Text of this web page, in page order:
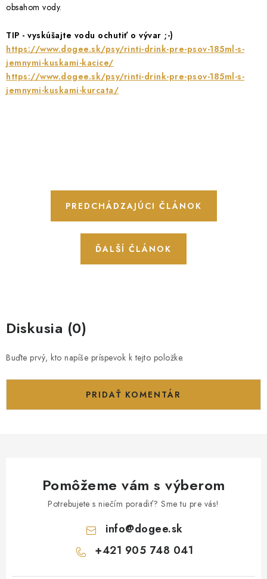
obsahom vody.
TIP - vyskúšajte vodu ochutiť o vývar ;-)
https://www.dogee.sk/psy/rinti-drink-pre-psov-185ml-s-
jemnymi-kuskami-kacice/
https://www.dogee.sk/psy/rinti-drink-pre-psov-185ml-s-
jemnymi-kuskami-kurcata/
PREDCHÁDZAJÚCI ČLÁNOK
ĎALŠÍ ČLÁNOK
Diskusia (0)
Buďte prvý, kto napíše príspevok k tejto položke.
PRIDAŤ KOMENTÁR
Pomôžeme vám s výberom
Potrebujete s niečím poradiť? Sme tu pre vás!
info@dogee.sk
+421 905 748 041